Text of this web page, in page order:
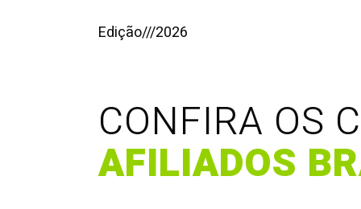
Edição///2026
CONFIRA OS
AFILIADOS